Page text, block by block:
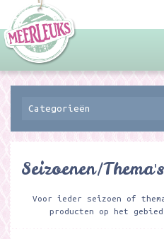
Categorieën
Seizoenen/Thema's
Voor ieder seizoen of
producten op het